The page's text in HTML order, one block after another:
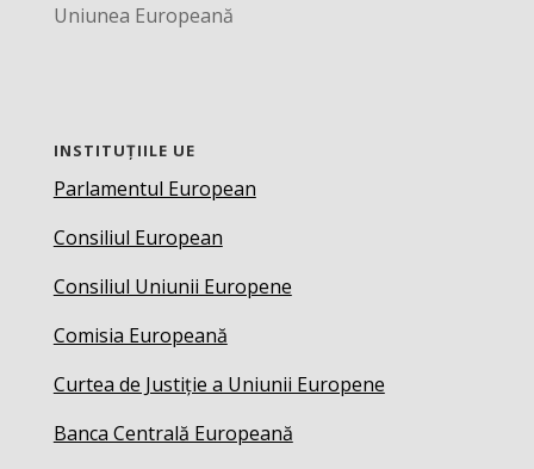
Uniunea Europeană
INSTITUȚIILE UE
Parlamentul European
Consiliul European
Consiliul Uniunii Europene
Comisia Europeană
Curtea de Justiție a Uniunii Europene
Banca Centrală Europeană